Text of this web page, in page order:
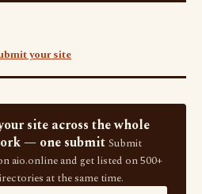
your site
site across the whole
— one submit Submit
aio.online and get listed on 500+
at the same time.